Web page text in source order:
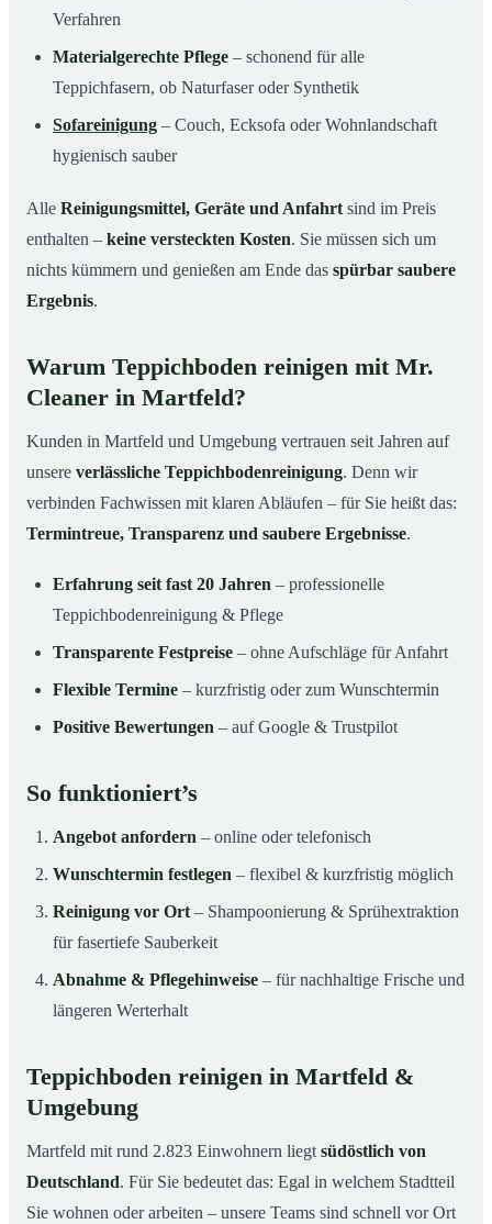
Verfahren
Materialgerechte Pflege – schonend für alle
Teppichfasern, ob Naturfaser oder Synthetik
Sofareinigung – Couch, Ecksofa oder Wohnlandschaft
hygienisch sauber
Alle Reinigungsmittel, Geräte und Anfahrt sind im Preis
enthalten – keine versteckten Kosten. Sie müssen sich um
nichts kümmern und genießen am Ende das spürbar saubere
Ergebnis.
Warum Teppichboden reinigen mit Mr.
Cleaner in Martfeld?
Kunden in Martfeld und Umgebung vertrauen seit Jahren auf
unsere verlässliche Teppichbodenreinigung. Denn wir
verbinden Fachwissen mit klaren Abläufen – für Sie heißt das:
Termintreue, Transparenz und saubere Ergebnisse.
Erfahrung seit fast 20 Jahren – professionelle
Teppichbodenreinigung & Pflege
Transparente Festpreise – ohne Aufschläge für Anfahrt
Flexible Termine – kurzfristig oder zum Wunschtermin
Positive Bewertungen – auf Google & Trustpilot
So funktioniert’s
Angebot anfordern – online oder telefonisch
Wunschtermin festlegen – flexibel & kurzfristig möglich
Reinigung vor Ort – Shampoonierung & Sprühextraktion
für fasertiefe Sauberkeit
Abnahme & Pflegehinweise – für nachhaltige Frische und
längeren Werterhalt
Teppichboden reinigen in Martfeld &
Umgebung
Martfeld mit rund 2.823 Einwohnern liegt südöstlich von
Deutschland. Für Sie bedeutet das: Egal in welchem Stadtteil
Sie wohnen oder arbeiten – unsere Teams sind schnell vor Ort